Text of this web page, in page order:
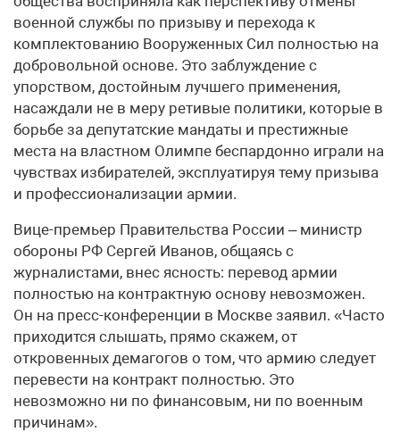
военной службы по призыву и перехода к
комплектованию Вооруженных Сил полностью на
добровольной основе. Это заблуждение с
упорством, достойным лучшего применения,
насаждали не в меру ретивые политики, которые в
борьбе за депутатские мандаты и престижные
места на властном Олимпе беспардонно играли на
чувствах избирателей, эксплуатируя тему призыва
и профессионализации армии.
Вице-премьер Правительства России – министр
обороны РФ Сергей Иванов, общаясь с
журналистами, внес ясность: перевод армии
полностью на контрактную основу невозможен.
Он на пресс-конференции в Москве заявил. «Часто
приходится слышать, прямо скажем, от
откровенных демагогов о том, что армию следует
перевести на контракт полностью. Это
невозможно ни по финансовым, ни по военным
причинам».